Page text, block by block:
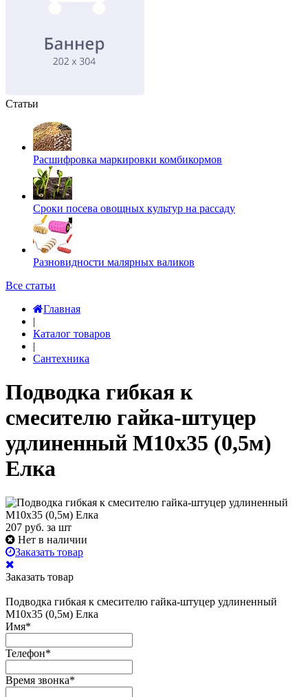
Статьи
Расшифровка маркировки комбикормов
Сроки посева овощных культур на рассаду
Разновидности малярных валиков
Все статьи
Главная
|
Каталог товаров
|
Сантехника
Подводка гибкая к
смесителю гайка-штуцер
удлиненный М10х35 (0,5м)
Елка
207 руб. за шт
Нет в наличии
Заказать товар
Заказать товар
Подводка гибкая к смесителю гайка-штуцер удлиненный
М10х35 (0,5м) Елка
Имя*
Телефон*
Время звонка*